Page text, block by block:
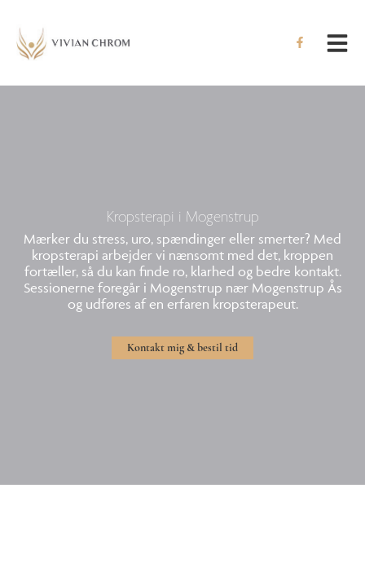
indholdet
Kropsterapi i Mogenstrup
Mærker du stress, uro, spændinger eller smerter? Med
kropsterapi arbejder vi nænsomt med det, kroppen
fortæller, så du kan finde ro, klarhed og bedre kontakt.
Sessionerne foregår i Mogenstrup nær Mogenstrup Ås
og udføres af en erfaren kropsterapeut.
Kontakt mig & bestil tid